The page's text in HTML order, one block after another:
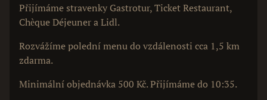
Přijímáme stravenky Gastrotur, Ticket Restaurant,
Chèque Déjeuner a Lidl.
Rozvážíme polední menu do vzdálenosti cca 1,5 km
zdarma.
Minimální objednávka 500 Kč. Přijímáme do 10:35.